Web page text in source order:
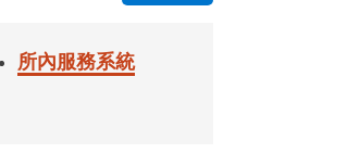
所內服務系統